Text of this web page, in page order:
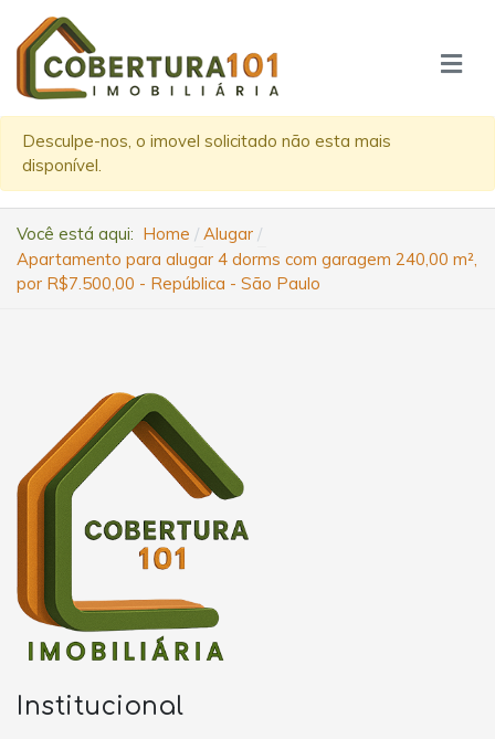
Desculpe-nos, o imovel solicitado não esta mais
disponível.
Você está aqui: Home
Alugar
Apartamento para alugar 4 dorms com garagem 240,00 m²,
por R$7.500,00 - República - São Paulo
Institucional